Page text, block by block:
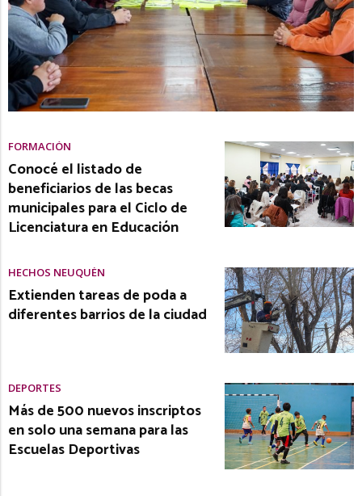
FORMACIÓN
Conocé el listado de
beneficiarios de las becas
municipales para el Ciclo de
Licenciatura en Educación
HECHOS NEUQUÉN
Extienden tareas de poda a
diferentes barrios de la ciudad
DEPORTES
Más de 500 nuevos inscriptos
en solo una semana para las
Escuelas Deportivas